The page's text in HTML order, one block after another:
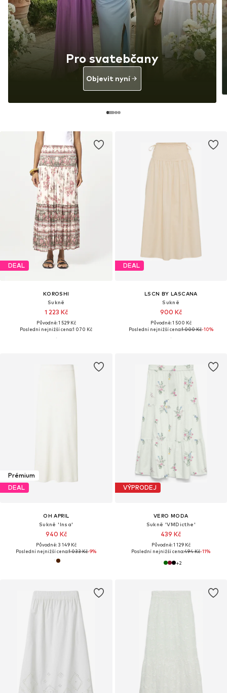
DEAL
KOROSHI
Sukně
1 223 Kč
Původně: 1 529 Kč
Poslední nejnižší cena:1 070 Kč
DEAL
LSCN BY LASCANA
Sukně
900 Kč
Původně: 1 500 Kč
Poslední nejnižší cena:1 000 Kč-10%
Pro svatebčany
Objevit nyní
Prémium
DEAL
OH APRIL
Sukně 'Insa'
940 Kč
Původně: 3 149 Kč
Poslední nejnižší cena:1 033 Kč-9%
VÝPRODEJ
VERO MODA
Sukně 'VMDicthe'
439 Kč
Původně: 1 129 Kč
Poslední nejnižší cena:494 Kč-11%
+2